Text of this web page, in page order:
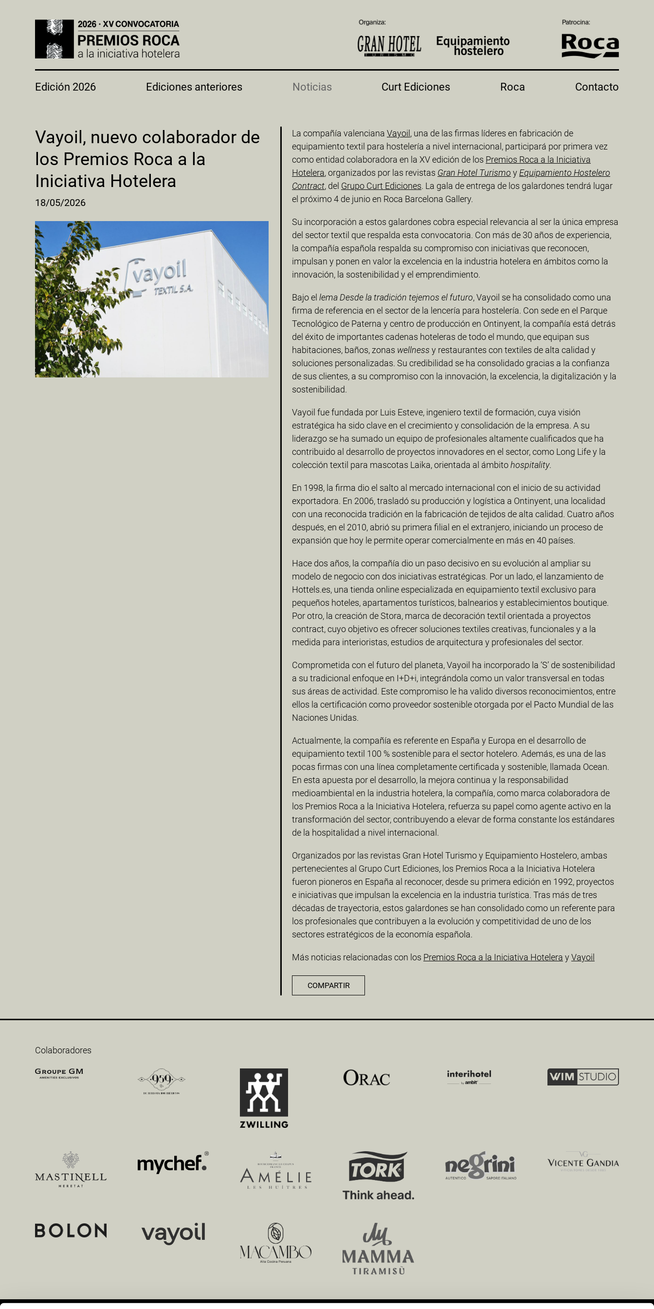
Edición 2026 Ediciones anteriores Noticias Curt Ediciones Roca Contacto
Vayoil, nuevo colaborador de
los Premios Roca a la
Iniciativa Hotelera
18/05/2026
La compañía valenciana Vayoil , una de las firmas líderes en fabricación de
equipamiento textil para hostelería a nivel internacional, participará por primera vez
como entidad colaboradora en la XV edición de los Premios Roca a la Iniciativa
Hotelera, organizados por las revistas Gran Hotel Turismo y Equipamiento Hostelero
Contract, del Grupo Curt Ediciones. La gala de entrega de los galardones tendrá lugar
el próximo 4 de junio en Roca Barcelona Gallery.
Su incorporación a estos galardones cobra especial relevancia al ser la única empresa
del sector textil que respalda esta convocatoria. Con más de 30 años de experiencia,
la compañía española respalda su compromiso con iniciativas que reconocen,
impulsan y ponen en valor la excelencia en la industria hotelera en ámbitos como la
innovación, la sostenibilidad y el emprendimiento.
Bajo el lema Desde la tradición tejemos el futuro, Vayoil se ha consolidado como una
firma de referencia en el sector de la lencería para hostelería. Con sede en el Parque
Tecnológico de Paterna y centro de producción en Ontinyent, la compañía está detrás
del éxito de importantes cadenas hoteleras de todo el mundo, que equipan sus
habitaciones, baños, zonas wellness y restaurantes con textiles de alta calidad y
soluciones personalizadas. Su credibilidad se ha consolidado gracias a la confianza
de sus clientes, a su compromiso con la innovación, la excelencia, la digitalización y la
sostenibilidad.
Vayoil fue fundada por Luis Esteve, ingeniero textil de formación, cuya visión
estratégica ha sido clave en el crecimiento y consolidación de la empresa. A su
liderazgo se ha sumado un equipo de profesionales altamente cualificados que ha
contribuido al desarrollo de proyectos innovadores en el sector, como Long Life y la
colección textil para mascotas Laika, orientada al ámbitohospitality.
En 1998, la firma dio el salto al mercado internacional con el inicio de su actividad
exportadora. En 2006, trasladó su producción y logística a Ontinyent, una localidad
con una reconocida tradición en la fabricación de tejidos de alta calidad. Cuatro años
después, en el 2010, abrió su primera filial en el extranjero, iniciando un proceso de
expansión que hoy le permite operar comercialmente en más en 40 países.
Hace dos años, la compañía dio un paso decisivo en su evolución al ampliar su
modelo de negocio con dos iniciativas estratégicas. Por un lado, el lanzamiento de
Hottels.es, una tienda online especializada en equipamiento textil exclusivo para
pequeños hoteles, apartamentos turísticos, balnearios y establecimientos boutique.
Por otro, la creación de Stora, marca de decoración textil orientada a proyectos
contract, cuyo objetivo es ofrecer soluciones textiles creativas, funcionales y a la
medida para interioristas, estudios de arquitectura y profesionales del sector.
Comprometida con el futuro del planeta, Vayoil ha incorporado la ‘S’ de sostenibilidad
a su tradicional enfoque en I+D+i, integrándola como un valor transversal en todas
sus áreas de actividad. Este compromiso le ha valido diversos reconocimientos, entre
ellos la certificación como proveedor sostenible otorgada por el Pacto Mundial de las
Naciones Unidas.
Actualmente, la compañía es referente en España y Europa en el desarrollo de
equipamiento textil 100 % sostenible para el sector hotelero. Además, es una de las
pocas firmas con una línea completamente certificada y sostenible, llamada Ocean.
En esta apuesta por el desarrollo, la mejora continua y la responsabilidad
medioambiental en la industria hotelera, la compañía, como marca colaboradora de
los Premios Roca a la Iniciativa Hotelera, refuerza su papel como agente activo en la
transformación del sector, contribuyendo a elevar de forma constante los estándares
de la hospitalidad a nivel internacional.
Organizados por las revistas Gran Hotel Turismo y Equipamiento Hostelero, ambas
pertenecientes al Grupo Curt Ediciones, los Premios Roca a la Iniciativa Hotelera
fueron pioneros en España al reconocer, desde su primera edición en 1992, proyectos
e iniciativas que impulsan la excelencia en la industria turística. Tras más de tres
décadas de trayectoria, estos galardones se han consolidado como un referente para
los profesionales que contribuyen a la evolución y competitividad de uno de los
sectores estratégicos de la economía española.
Más noticias relacionadas con los Premios Roca a la Iniciativa Hotelera yVayoil
COMPARTIR
Colaboradores